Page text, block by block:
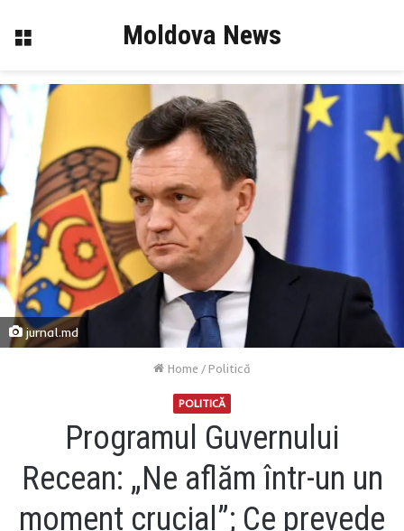
Menu Moldova News
jurnal.md
Home /Politică
POLITICĂ
Programul Guvernului
Recean: „Ne aflăm într-un un
moment crucial”; Ce prevede